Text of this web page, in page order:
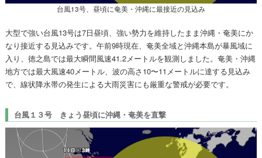
台風13号、昼頃に奄美・沖縄に最接近の見込み
大型で強い台風13号は7日昼頃、強い勢力を維持したまま沖縄・奄美にか
なり接近する見込みです。午前9時現在、奄美全域と沖縄本島が暴風域に
入り、徳之島では最大瞬間風速41.2メートルを観測しました。奄美・沖縄
地方では最大風速40メートル、波の高さ10〜11メートルに達する見込み
で、線状降水帯の発生による大雨災害にも厳重な警戒が必要です。
台風１３号 きょう昼頃に沖縄・奄美を直撃